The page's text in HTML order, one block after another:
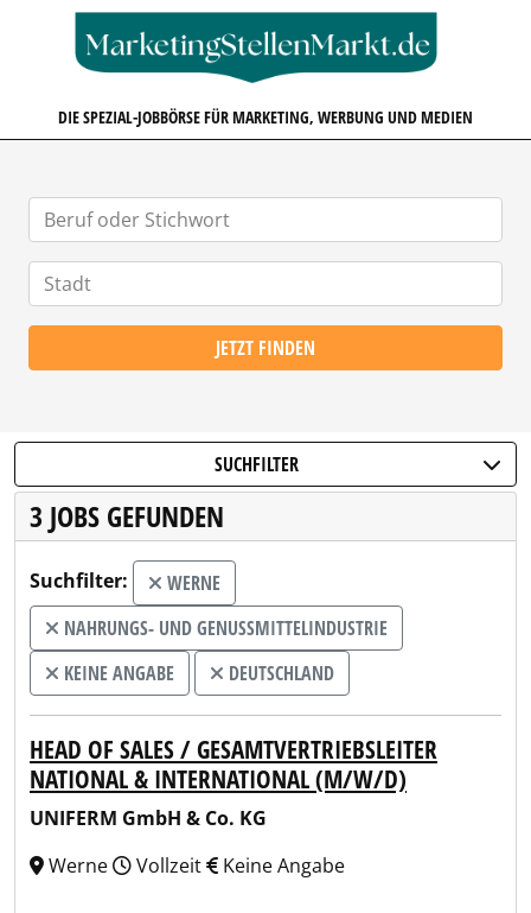
DIE SPEZIAL-JOBBÖRSE FÜR MARKETING, WERBUNG UND MEDIEN
JETZT FINDEN
SUCHFILTER
3 JOBS GEFUNDEN
Suchfilter:
WERNE
NAHRUNGS- UND GENUSSMITTELINDUSTRIE
KEINE ANGABE
DEUTSCHLAND
HEAD OF SALES / GESAMTVERTRIEBSLEITER
NATIONAL & INTERNATIONAL (M/W/D)
UNIFERM GmbH & Co. KG
Werne
Vollzeit Keine Angabe